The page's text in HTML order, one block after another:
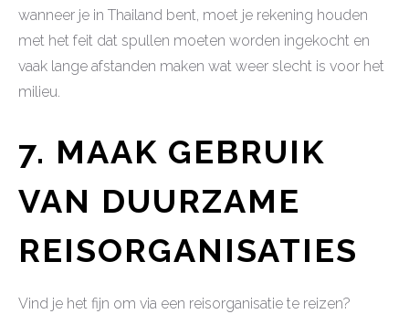
wanneer je in Thailand bent, moet je rekening houden
met het feit dat spullen moeten worden ingekocht en
vaak lange afstanden maken wat weer slecht is voor het
milieu.
7. MAAK GEBRUIK
VAN DUURZAME
REISORGANISATIES
Vind je het fijn om via een reisorganisatie te reizen?